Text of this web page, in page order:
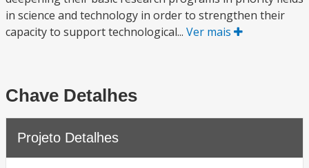
in science and technology in order to strengthen their
capacity to support technological... Ver mais
Chave Detalhes
Projeto Detalhes